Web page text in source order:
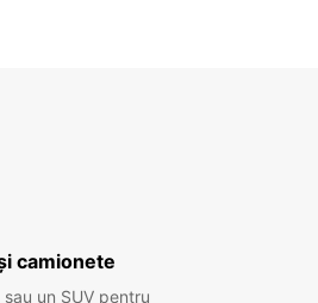
camionete
un SUV pentru